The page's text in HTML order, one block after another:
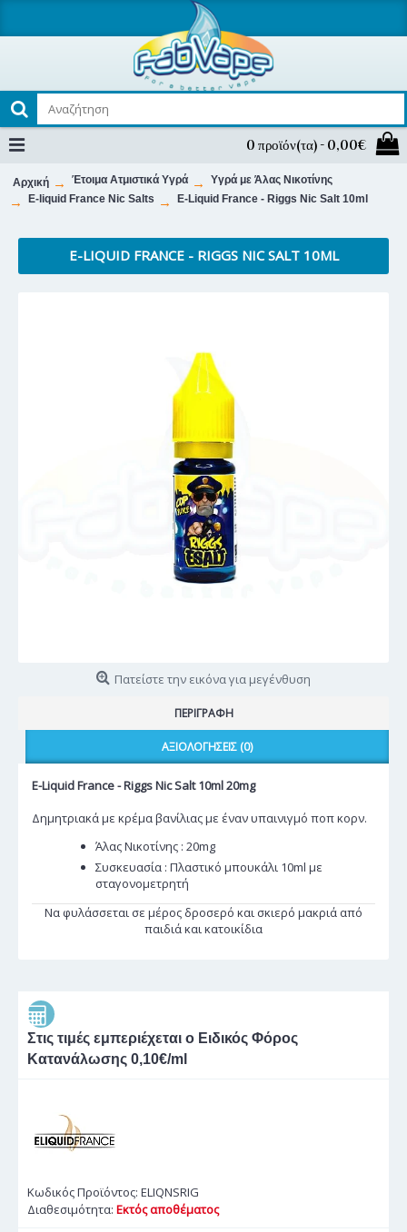
0 προϊόν(τα) - 0,00€
Αρχική Έτοιμα Ατμιστικά Υγρά
Υγρά με Άλας Νικοτίνης
E-liquid France Nic Salts
E-Liquid France - Riggs Nic Salt 10ml
E-LIQUID FRANCE - RIGGS NIC SALT 10ML
Πατείστε την εικόνα για μεγένθυση
ΠΕΡΙΓΡΑΦΉ
ΑΞΙΟΛΟΓΉΣΕΙΣ (0)
E-Liquid France - Riggs Nic Salt 10ml 20mg
Δημητριακά με κρέμα βανίλιας με έναν υπαινιγμό ποπ κορν.
Άλας Νικοτίνης : 20mg
Συσκευασία : Πλαστικό μπουκάλι 10ml με
σταγονομετρητή
Να φυλάσσεται σε μέρος δροσερό και σκιερό μακριά από
παιδιά και κατοικίδια
Στις τιμές εμπεριέχεται ο Ειδικός Φόρος
Κατανάλωσης 0,10€/ml
Κωδικός Προϊόντος: ELIQNSRIG
Διαθεσιμότητα: Εκτός αποθέματος